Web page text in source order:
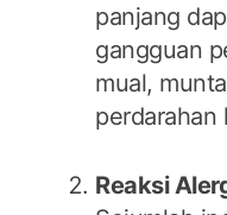
panjang
gangguan
mual,
perdarahan
Reaksi